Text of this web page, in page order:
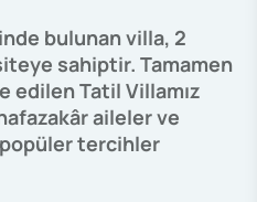
bulunan villa, 2
sahiptir. Tamamen
edilen Tatil Villamız
aileler ve
popüler tercihler